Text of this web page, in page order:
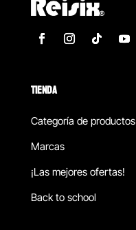
TIENDA
Categoría de productos
Marcas
¡Las mejores ofertas!
Back to school